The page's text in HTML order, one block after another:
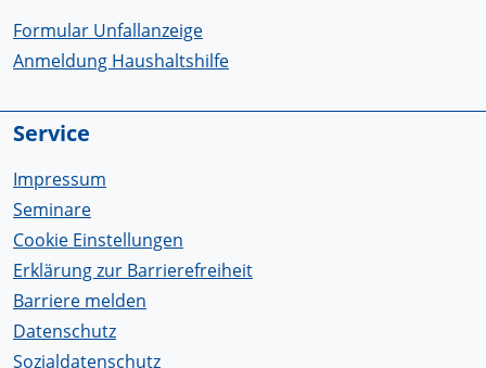
Formular Unfallanzeige
Anmeldung Haushaltshilfe
Service
Impressum
Seminare
Cookie Einstellungen
Erklärung zur Barrierefreiheit
Barriere melden
Datenschutz
Sozialdatenschutz